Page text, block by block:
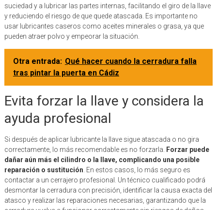
suciedad y a lubricar las partes internas, facilitando el giro de la llave
y reduciendo el riesgo de que quede atascada. Es importante no
usar lubricantes caseros como aceites minerales o grasa, ya que
pueden atraer polvo y empeorar la situación.
Otra entrada: Qué hacer cuando la cerradura falla
tras pintar la puerta en Cádiz
Evita forzar la llave y considera la
ayuda profesional
Si después de aplicar lubricante la llave sigue atascada o no gira
correctamente, lo más recomendable es no forzarla.
Forzar puede
dañar aún más el cilindro o la llave, complicando una posible
reparación o sustitución . En estos casos, lo más seguro es
contactar a un cerrajero profesional. Un técnico cualificado podrá
desmontar la cerradura con precisión, identificar la causa exacta del
atasco y realizar las reparaciones necesarias, garantizando que la